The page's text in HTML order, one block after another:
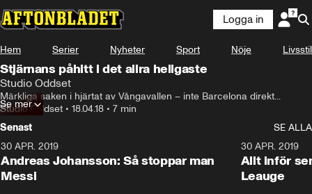
Annons från Studio Oddset
Logga in
Hem Serier Nyheter Sport Nöje Livsstil
Stjärnans påhitt i det allra heligaste
Studio Oddset
Märkliga saken i hjärtat av Vångavallen – inte Barcelona direkt...
Studio Oddset • 18.04.18 • 7 min
Se mer
Senast
SE ALLA
30 APR. 2019
Andreas Johansson: Så stoppar man
Messi
30 APR. 2019
Allt inför
Leauge